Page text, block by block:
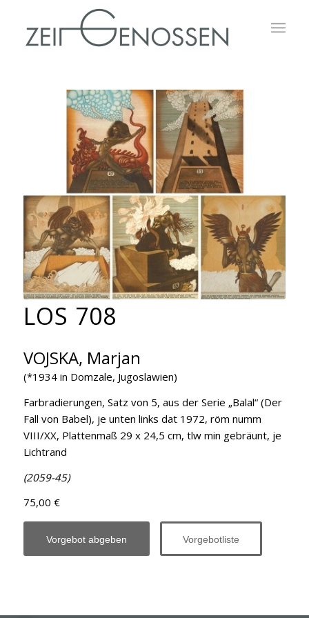
LOS 708
VOJSKA, Marjan
(*1934 in Domzale, Jugoslawien)
Farbradierungen, Satz von 5, aus der Serie „Balal“ (Der
Fall von Babel), je unten links dat 1972, röm numm
VIII/XX, Plattenmaß 29 x 24,5 cm, tlw min gebräunt, je
Lichtrand
(2059-45)
75,00 €
Vorgebot abgeben Vorgebotliste